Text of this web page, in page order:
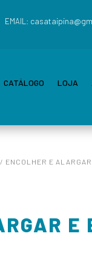
EMAIL:
CATÁLOGO LOJA
/ ENCOLHER E
E